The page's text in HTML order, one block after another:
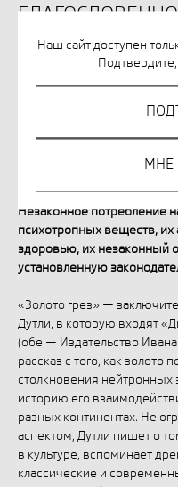
Наш сайт доступен
МНЕ
МЕТАЛЛА
978-5-89059-466-2
Незаконное потребление
психотропных веществ, их
здоровью, их незаконный
установленную
«Золото грез» —
Дутли, в которую входят
(обе — Издательство
рассказ с того, как золото
столкновения нейтронных
историю его
разных континентах. Не
аспектом, Дутли пишет о
в культуре, вспоминает
классические и